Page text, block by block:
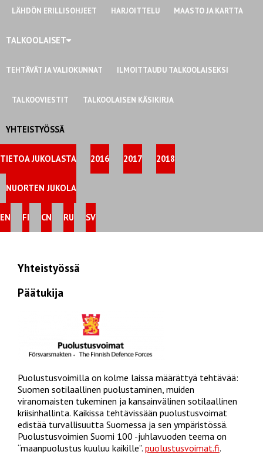
LÄHDÖN ERILLISOHJEET HARJOITTELU MAASTO JA KARTTA
TALKOOLAISET
TEHTÄVÄT JA VALIOKUNNAT ILMOITTAUDU TALKOOLAISEKSI
TALKOOVIESTIT TALKOOLAISEN KÄSIKIRJA
YHTEISTYÖSSÄ
TIETOA JUKOLASTA 2016 2017 2018
NUORTEN JUKOLA
EN FI CN RU SV
Yhteistyössä
Päätukija
Puolustusvoimilla on kolme laissa määrättyä tehtävää:
Suomen sotilaallinen puolustaminen, muiden
viranomaisten tukeminen ja kansainvälinen sotilaallinen
kriisinhallinta. Kaikissa tehtävissään puolustusvoimat
edistää turvallisuutta Suomessa ja sen ympäristössä.
Puolustusvoimien Suomi 100 -juhlavuoden teema on
“maanpuolustus kuuluu kaikille”. puolustusvoimat.fi.